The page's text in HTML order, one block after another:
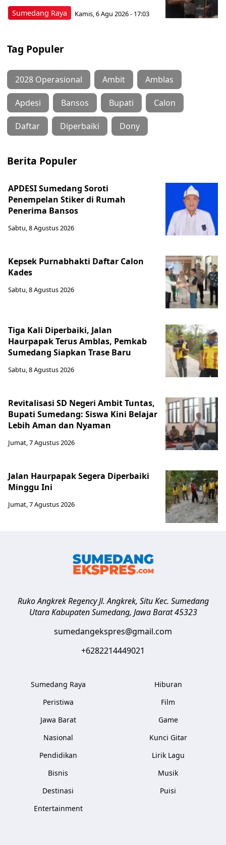
Sumedang Raya Kamis, 6 Agu 2026 - 17:03
Tag Populer
2028 Operasional Ambit Amblas
Apdesi Bansos Bupati Calon
Daftar Diperbaiki Dony
Berita Populer
APDESI Sumedang Soroti
Penempelan Stiker di Rumah
Penerima Bansos
Sabtu, 8 Agustus 2026
Kepsek Purnabhakti Daftar Calon
Kades
Sabtu, 8 Agustus 2026
Tiga Kali Diperbaiki, Jalan
Haurpapak Terus Amblas, Pemkab
Sumedang Siapkan Trase Baru
Sabtu, 8 Agustus 2026
Revitalisasi SD Negeri Ambit Tuntas,
Bupati Sumedang: Siswa Kini Belajar
Lebih Aman dan Nyaman
Jumat, 7 Agustus 2026
Jalan Haurpapak Segera Diperbaiki
Minggu Ini
Jumat, 7 Agustus 2026
Ruko Angkrek Regency Jl. Angkrek, Situ Kec. Sumedang
Utara Kabupaten Sumedang, Jawa Barat 45323
sumedangekspres@gmail.com
+6282214449021
Sumedang Raya
Peristiwa
Jawa Barat
Nasional
Pendidikan
Bisnis
Destinasi
Entertainment
Hiburan
Film
Game
Kunci Gitar
Lirik Lagu
Musik
Puisi